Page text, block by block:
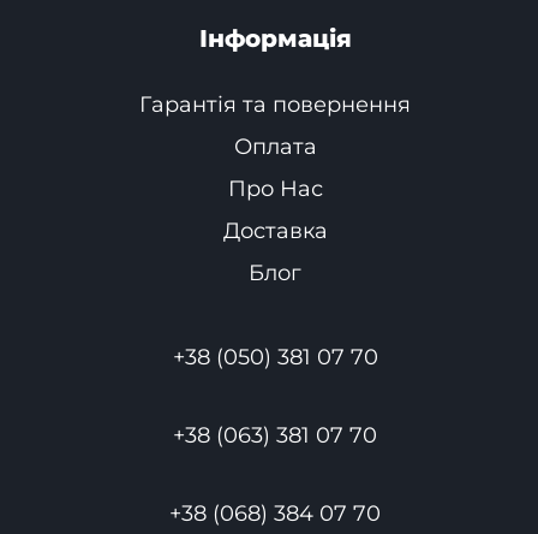
Інформація
Гарантія та повернення
Оплата
Про Нас
Доставка
Блог
+38 (050) 381 07 70
+38 (063) 381 07 70
+38 (068) 384 07 70